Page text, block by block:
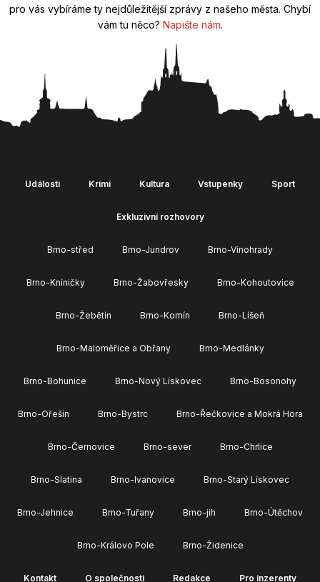
pro vás vybíráme ty nejdůležitější zprávy z našeho města. Chybí
vám tu něco? Napište nám.
Události Krimi Kultura Vstupenky Sport
Exkluzivní rozhovory
Brno-střed Brno-Jundrov Brno-Vinohrady
Brno-Kníničky Brno-Žabovřesky Brno-Kohoutovice
Brno-Žebětín Brno-Komín Brno-Líšeň
Brno-Maloměřice a Obřany Brno-Medlánky
Brno-Bohunice Brno-Nový Lískovec Brno-Bosonohy
Brno-Ořešín Brno-Bystrc Brno-Řečkovice a Mokrá Hora
Brno-Černovice Brno-sever Brno-Chrlice
Brno-Slatina Brno-Ivanovice Brno-Starý Lískovec
Brno-Jehnice Brno-Tuřany Brno-jih Brno-Útěchov
Brno-Královo Pole Brno-Židenice
Kontakt O společnosti Redakce Pro inzerenty